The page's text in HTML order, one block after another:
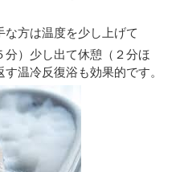
方は温度を少し上げて
）少し出て休憩（２分ほ
温冷反復浴も効果的です。